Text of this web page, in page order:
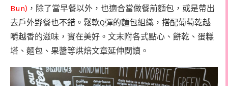
Bun) ，除了當早餐以外，也適合當做餐前麵包，或是帶出
去戶外野餐也不錯。鬆軟Q彈的麵包組織，搭配葡萄乾越
嚼越香的滋味，實在美好。 文末附各式點心、餅乾、蛋糕
塔、麵包、果醬等烘焙文章延伸閱讀。